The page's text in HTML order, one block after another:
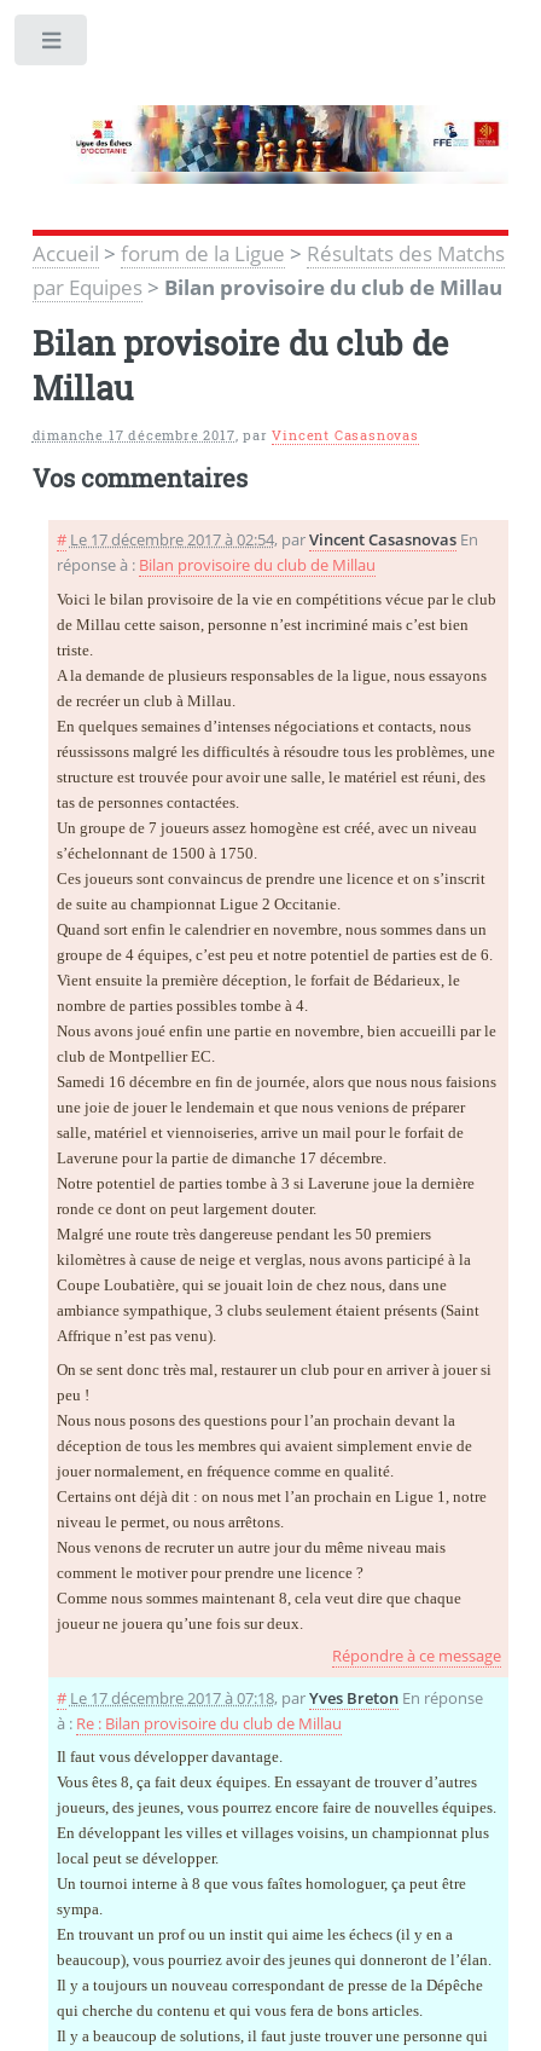
Accueil > forum de la Ligue > Résultats des Matchs
par Equipes> Bilan provisoire du club de Millau
Bilan provisoire du club de
Millau
dimanche 17 décembre 2017,parVincent Casasnovas
Vos commentaires
# Le 17 décembre 2017 à 02:54, parVincent Casasnovas En
réponse à : Bilan provisoire du club de Millau
Voici le bilan provisoire de la vie en compétitions vécue par le club
de Millau cette saison, personne n’est incriminé mais c’est bien
triste.
A la demande de plusieurs responsables de la ligue, nous essayons
de recréer un club à Millau.
En quelques semaines d’intenses négociations et contacts, nous
réussissons malgré les difficultés à résoudre tous les problèmes, une
structure est trouvée pour avoir une salle, le matériel est réuni, des
tas de personnes contactées.
Un groupe de 7 joueurs assez homogène est créé, avec un niveau
s’échelonnant de 1500 à 1750.
Ces joueurs sont convaincus de prendre une licence et on s’inscrit
de suite au championnat Ligue 2 Occitanie.
Quand sort enfin le calendrier en novembre, nous sommes dans un
groupe de 4 équipes, c’est peu et notre potentiel de parties est de 6.
Vient ensuite la première déception, le forfait de Bédarieux, le
nombre de parties possibles tombe à 4.
Nous avons joué enfin une partie en novembre, bien accueilli par le
club de Montpellier EC.
Samedi 16 décembre en fin de journée, alors que nous nous faisions
une joie de jouer le lendemain et que nous venions de préparer
salle, matériel et viennoiseries, arrive un mail pour le forfait de
Laverune pour la partie de dimanche 17 décembre.
Notre potentiel de parties tombe à 3 si Laverune joue la dernière
ronde ce dont on peut largement douter.
Malgré une route très dangereuse pendant les 50 premiers
kilomètres à cause de neige et verglas, nous avons participé à la
Coupe Loubatière, qui se jouait loin de chez nous, dans une
ambiance sympathique, 3 clubs seulement étaient présents (Saint
Affrique n’est pas venu).
On se sent donc très mal, restaurer un club pour en arriver à jouer si
peu !
Nous nous posons des questions pour l’an prochain devant la
déception de tous les membres qui avaient simplement envie de
jouer normalement, en fréquence comme en qualité.
Certains ont déjà dit : on nous met l’an prochain en Ligue 1, notre
niveau le permet, ou nous arrêtons.
Nous venons de recruter un autre jour du même niveau mais
comment le motiver pour prendre une licence ?
Comme nous sommes maintenant 8, cela veut dire que chaque
joueur ne jouera qu’une fois sur deux.
Répondre à ce message
# Le 17 décembre 2017 à 07:18, parYves Breton En réponse
à : Re : Bilan provisoire du club de Millau
Il faut vous développer davantage.
Vous êtes 8, ça fait deux équipes. En essayant de trouver d’autres
joueurs, des jeunes, vous pourrez encore faire de nouvelles équipes.
En développant les villes et villages voisins, un championnat plus
local peut se développer.
Un tournoi interne à 8 que vous faîtes homologuer, ça peut être
sympa.
En trouvant un prof ou un instit qui aime les échecs (il y en a
beaucoup), vous pourriez avoir des jeunes qui donneront de l’élan.
Il y a toujours un nouveau correspondant de presse de la Dépêche
qui cherche du contenu et qui vous fera de bons articles.
Il y a beaucoup de solutions, il faut juste trouver une personne qui